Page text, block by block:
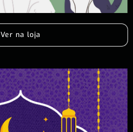
Ver na loja